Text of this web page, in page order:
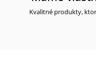
Kvalitné produkty,